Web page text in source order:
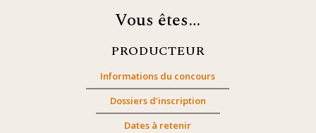
Vous êtes…
PRODUCTEUR
Informations du concours
Dossiers d’inscription
Dates à retenir